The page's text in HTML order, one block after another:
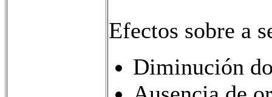
Efectos sobre a
Diminución